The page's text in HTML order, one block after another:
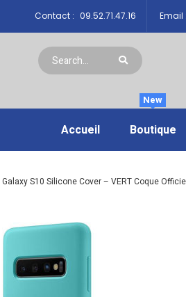
Contact : 09.52.71.47.16 Email :
Accueil Boutique
New
Galaxy S10 Silicone Cover – VERT Coque